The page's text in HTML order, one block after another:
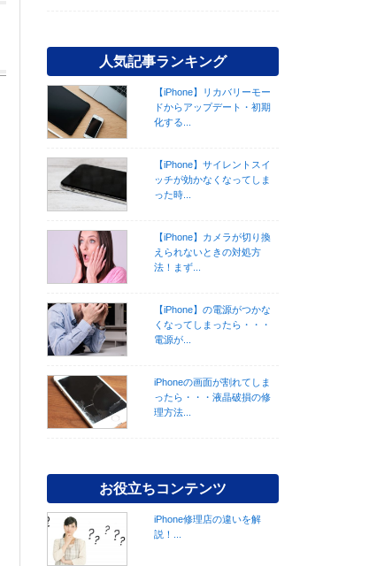
人気記事ランキング
【iPhone】リカバリーモー
ドからアップデート・初期
化する...
【iPhone】サイレントスイ
ッチが効かなくなってしま
った時...
【iPhone】カメラが切り換
えられないときの対処方
法！まず...
【iPhone】の電源がつかな
くなってしまったら・・・
電源が...
iPhoneの画面が割れてしま
ったら・・・液晶破損の修
理方法...
お役立ちコンテンツ
iPhone修理店の違いを解
説！...